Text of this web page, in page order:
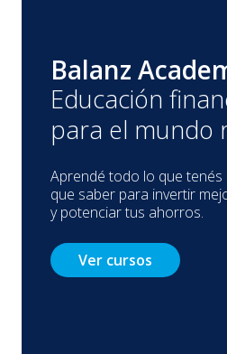
Balanz
Educación
para el mundo
Aprendé todo lo que tenés
que saber para invertir
y potenciar tus ahorros.
Ver cursos